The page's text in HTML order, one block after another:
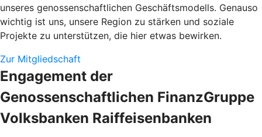
unseres genossenschaftlichen Geschäftsmodells. Genauso
wichtig ist uns, unsere Region zu stärken und soziale
Projekte zu unterstützen, die hier etwas bewirken.
Zur Mitgliedschaft
Engagement der
Genossenschaftlichen FinanzGruppe
Volksbanken Raiffeisenbanken